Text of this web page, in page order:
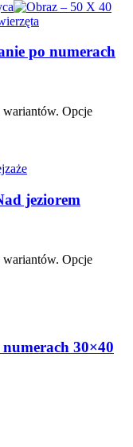
po numerach
Opcje
jeziorem
Opcje
30×40